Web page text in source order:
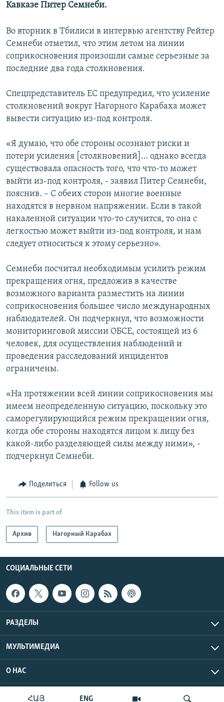
ՀԱՅ ENG
Кавказе Питер Семнеби.
Во вторник в Тбилиси в интервью агентству Рейтер
Семнеби отметил, что этим летом на линии
соприкосновения произошли самые серьезные за
последние два года столкновения.
Спецпредставитель ЕС предупредил, что усиление
столкновений вокруг Нагорного Карабаха может
вывести ситуацию из-под контроля.
«Я думаю, что обе стороны осознают риски и
потери усиления [столкновений]… однако всегда
существовала опасность того, что что-то может
выйти из-под контроля, - заявил Питер Семнеби,
пояснив. – С обеих сторон многие военные
находятся в нервном напряжении. Если в такой
накаленной ситуации что-то случится, то она с
легкостью может выйти из-под контроля, и нам
следует относиться к этому серьезно».
Семнеби посчитал необходимым усилить режим
прекращения огня, предложив в качестве
возможного варианта разместить на линии
соприкосновения большее число международных
наблюдателей. Он подчеркнул, что возможности
мониторинговой миссии ОБСЕ, состоящей из 6
человек, для осуществления наблюдений и
проведения расследований инцидентов
ограничены.
«На протяжении всей линии соприкосновения мы
имеем неопределенную ситуацию, поскольку это
саморегулирующийся режим прекращении огня,
когда обе стороны находятся лицом к лицу без
какой-либо разделяющей силы между ними», -
подчеркнул Семнеби.
Поделиться Follow us
This item is part of
Архив Нагорный Карабах
СОЦИАЛЬНЫЕ СЕТИ
РАЗДЕЛЫ
МУЛЬТИМЕДИА
О НАС
Радио Азатутюн © 2026 RFE/RL, Inc. Все права защищены.